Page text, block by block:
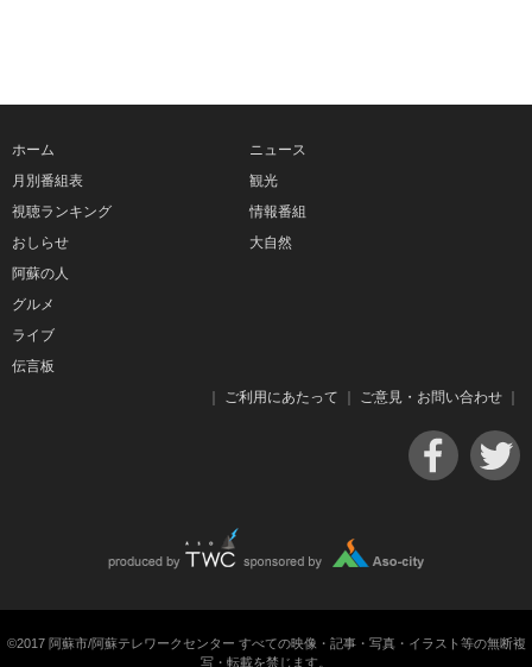
ホーム
月別番組表
視聴ランキング
おしらせ
ニュース
観光
情報番組
大自然
阿蘇の人
グルメ
ライブ
伝言板
ご利用にあたって ご意見・お問い合わせ
©2017 阿蘇市/阿蘇テレワークセンター すべての映像・記事・写真・イラスト等の無断複
写・転載を禁じます。